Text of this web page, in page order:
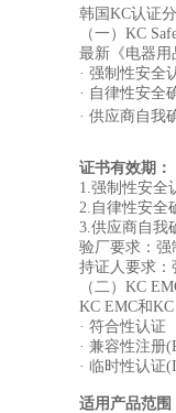
韩国KC认证
（一）KC
最新《电器用
· 强制性安全
· 自律性安全
· 供应商自我
证书有效期：
1.强制性安全
2.自律性安全
3.供应商自我
验厂要求：强
持证人要求：
（二）KC
KC EMC和
· 符合性认证
· 兼容性注册
· 临时性认证
适用产品范围